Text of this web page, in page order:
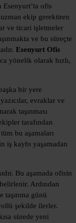
ofis
uzman ekip gerektiren
ve ticari işletmeler
ve bu süreçte
Esenyurt Ofis
yönelik olarak hızlı,
bir yere
evraklar ve
taşınması
tarafından
bu aşamaları
iş kaybı yaşamadan
Bu aşamada ofisin
Ardından
taşınma günü
şekilde ilerler.
sürede yeni